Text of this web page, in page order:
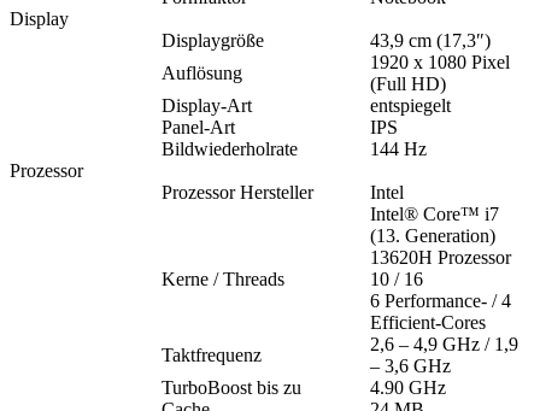
Display
Displaygröße
43,9 cm (17,3″)
Auflösung
1920 x 1080 Pixel
(Full HD)
Display-Art
entspiegelt
Panel-Art
IPS
Bildwiederholrate
144 Hz
Prozessor
Prozessor Hersteller
Intel
Intel® Core™ i7
(13. Generation)
13620H Prozessor
Kerne / Threads
10 / 16
6 Performance- / 4
Efficient-Cores
Taktfrequenz
2,6 – 4,9 GHz / 1,9
– 3,6 GHz
TurboBoost bis zu
4.90 GHz